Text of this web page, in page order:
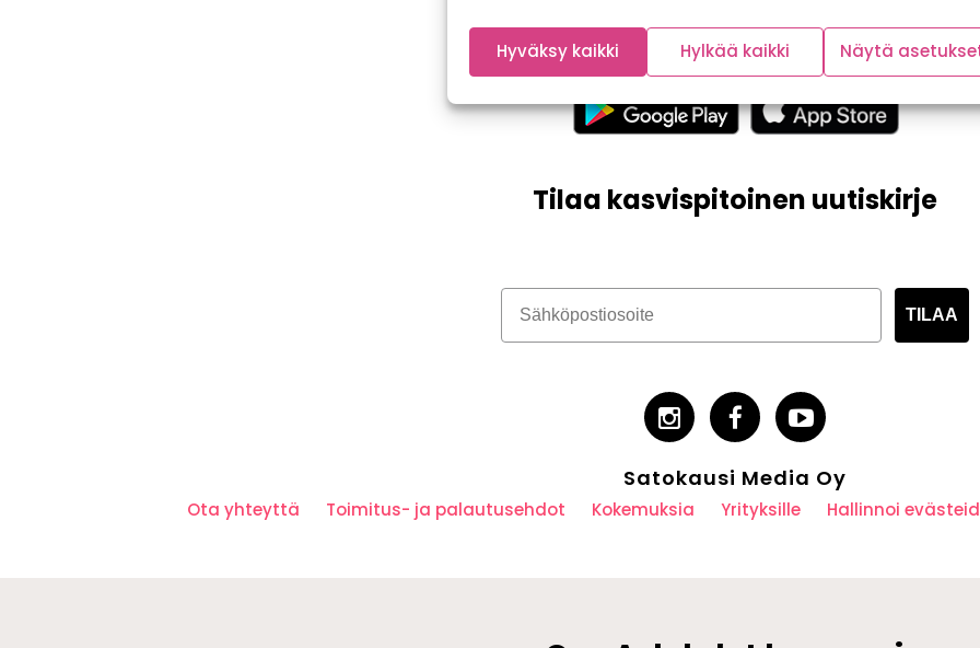
Hyväksy kaikki Hylkää kaikki Näytä
Tilaa kasvispitoinen uutiskirje
TILAA
Satokausi Media Oy
Ota yhteyttä Toimitus- ja palautusehdot Kokemuksia Yrityksille Hallinnoi